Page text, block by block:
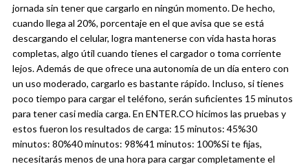
jornada sin tener que cargarlo en ningún momento. De hecho,
cuando llega al 20%, porcentaje en el que avisa que se está
descargando el celular, logra mantenerse con vida hasta horas
completas, algo útil cuando tienes el cargador o toma corriente
lejos.Además de que ofrece una autonomía de un día entero con
un uso moderado, cargarlo es bastante rápido. Incluso, si tienes
poco tiempo para cargar el teléfono, serán suficientes 15 minutos
para tener casi media carga. En ENTER.CO hicimos las pruebas y
estos fueron los resultados de carga: 15 minutos: 45%30
minutos: 80%40 minutos: 98%41 minutos: 100%Si te fijas,
necesitarás menos de una hora para cargar completamente el